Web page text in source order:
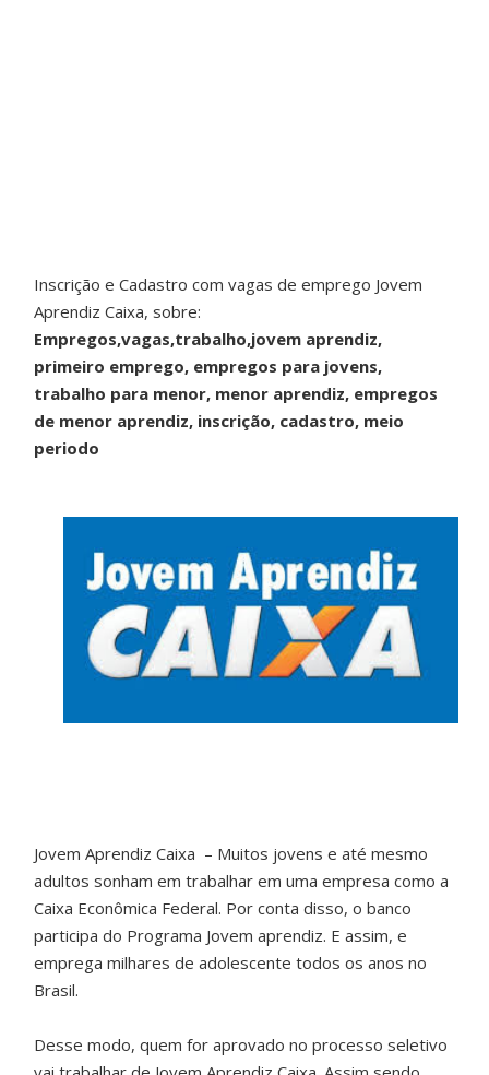
Inscrição e Cadastro com vagas de emprego Jovem
Aprendiz Caixa, sobre:
Empregos,vagas,trabalho,jovem aprendiz,
primeiro emprego, empregos para jovens,
trabalho para menor, menor aprendiz, empregos
de menor aprendiz, inscrição, cadastro, meio
periodo
Jovem Aprendiz Caixa – Muitos jovens e até mesmo
adultos sonham em trabalhar em uma empresa como a
Caixa Econômica Federal. Por conta disso, o banco
participa do Programa Jovem aprendiz. E assim, e
emprega milhares de adolescente todos os anos no
Brasil.
Desse modo, quem for aprovado no processo seletivo